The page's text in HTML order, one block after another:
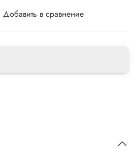
Добавить в сравнение